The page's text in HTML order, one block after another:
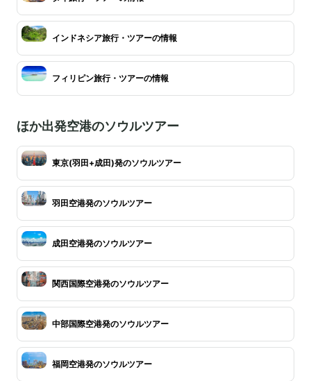
インドネシア旅行・ツアーの情報
フィリピン旅行・ツアーの情報
ほか出発空港のソウルツアー
東京(羽田+成田)発のソウルツアー
羽田空港発のソウルツアー
成田空港発のソウルツアー
関西国際空港発のソウルツアー
中部国際空港発のソウルツアー
福岡空港発のソウルツアー